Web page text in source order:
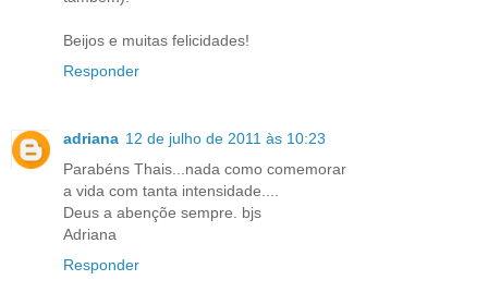
Beijos e muitas felicidades!
Responder
adriana 12 de julho de 2011 às 10:23
Parabéns Thais...nada como comemorar
a vida com tanta intensidade....
Deus a abençõe sempre. bjs
Adriana
Responder